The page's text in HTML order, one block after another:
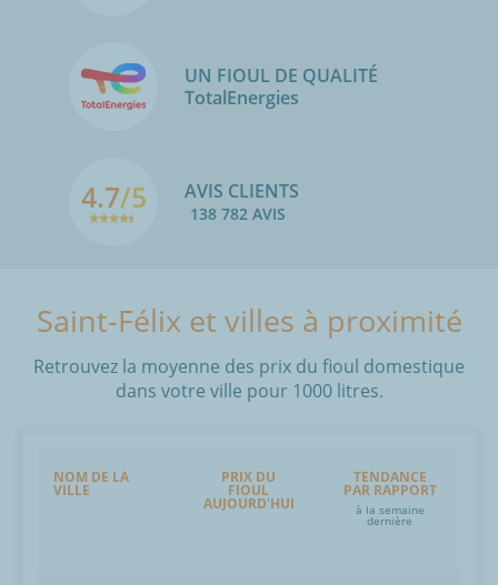
UN FIOUL DE QUALITÉ
TotalEnergies
4.7/5 AVIS CLIENTS
138 782 AVIS
Saint-Félix et villes à proximité
Retrouvez la moyenne des prix du fioul domestique
dans votre ville pour 1000 litres.
NOM DE LA
VILLE
PRIX DU
FIOUL
AUJOURD'HUI
TENDANCE
PAR RAPPORT
à la semaine
dernière